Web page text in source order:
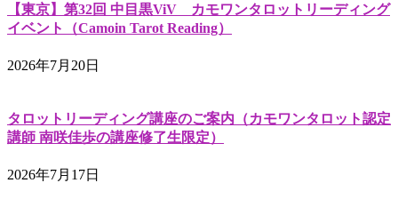
【東京】第32回 中目黒ViV カモワンタロットリーディング
イベント（Camoin Tarot Reading）
2026年7月20日
タロットリーディング講座のご案内（カモワンタロット認定
講師 南咲佳歩の講座修了生限定）
2026年7月17日